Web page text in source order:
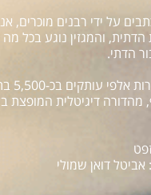
על ידי רבנים מוכרים,
הדתית, והמגזין נוגע בכל
הדתי.
מהדורה דיגיטלית המופצת
: אביטל דואן שמולי